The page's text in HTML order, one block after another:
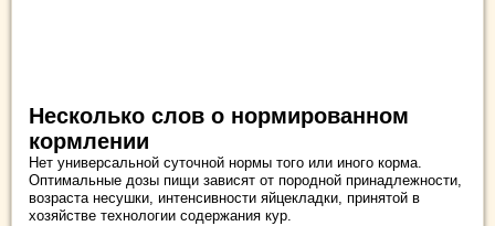
Несколько слов о нормированном
кормлении
Нет универсальной суточной нормы того или иного корма.
Оптимальные дозы пищи зависят от породной принадлежности,
возраста несушки, интенсивности яйцекладки, принятой в
хозяйстве технологии содержания кур.